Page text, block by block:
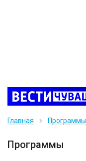
Главная Программы
Программы